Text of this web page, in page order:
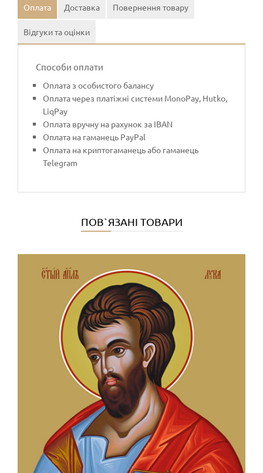
Оплата Доставка Повернення товару
Відгуки та оцінки
Способи оплати
Оплата з особистого балансу
Оплата через платіжні системи MonoPay, Hutko,
LiqPay
Оплата вручну на рахунок за IBAN
Оплата на гаманець PayPal
Оплата на криптогаманець або гаманець
Telegram
ПОВ`ЯЗАНІ ТОВАРИ